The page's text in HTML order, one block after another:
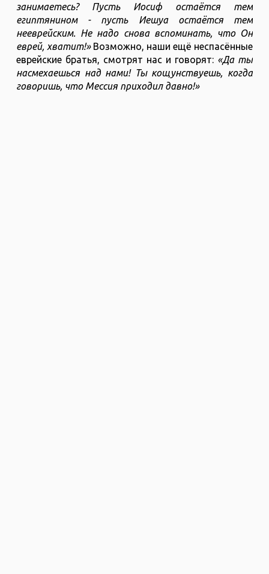
занимаетесь? Пусть Иосиф остаётся тем
египтянином - пусть Иешуа остаётся тем
нееврейским. Не надо снова вспоминать, что Он
еврей, хватит!»Возможно, наши ещё неспасённые
еврейские братья, смотрят нас и говорят: «Да ты
насмехаешься над нами! Ты кощунствуешь, когда
говоришь, что Мессия приходил давно!»